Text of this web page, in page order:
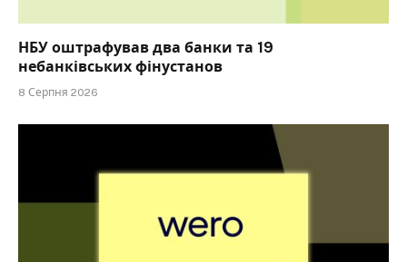
НБУ оштрафував два банки та 19
небанківських фінустанов
8 Серпня 2026